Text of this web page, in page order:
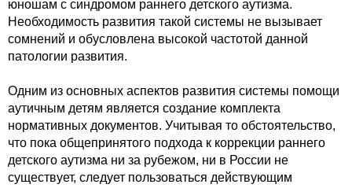
юношам с синдромом раннего детского аутизма.
Необходимость развития такой системы не вызывает
сомнений и обусловлена высокой частотой данной
патологии развития.
Одним из основных аспектов развития системы помощи
аутичным детям является создание комплекта
нормативных документов. Учитывая то обстоятельство,
что пока общепринятого подхода к коррекции раннего
детского аутизма ни за рубежом, ни в России не
существует, следует пользоваться действующим